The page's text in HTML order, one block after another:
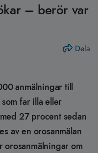
– berör var
Dela
anmälningar till
far illa eller
27 procent sedan
av en orosanmälan
om